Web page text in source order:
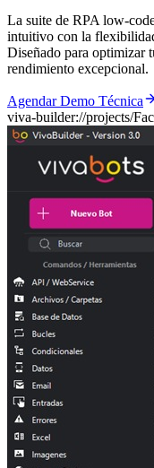
La suite de RPA low-
intuitivo con la
Diseñado para optimizar
rendimiento excepcional.
Agendar Demo Técnica
viva-builder://projects/